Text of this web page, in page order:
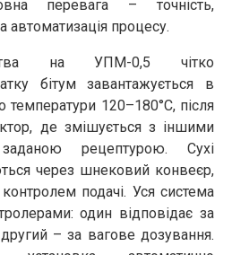
перевага – точність,
автоматизація процесу.
на УПМ-0,5 чітко
бітум завантажується в
температури 120–180°C, після
де змішується з іншими
рецептурою. Сухі
через шнековий конвеєр,
подачі. Уся система
один відповідає за
другий – за вагове дозування.